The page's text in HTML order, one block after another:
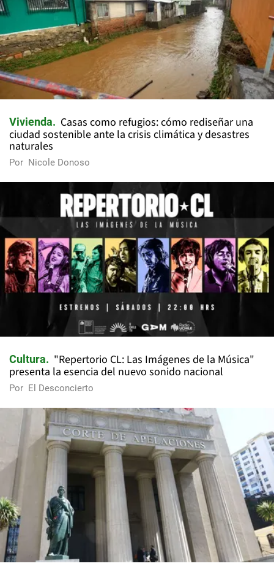
Vivienda
Casas como refugios: cómo rediseñar una
ciudad sostenible ante la crisis climática y desastres
naturales
Por Nicole Donoso
Cultura
"Repertorio CL: Las Imágenes de la Música"
presenta la esencia del nuevo sonido nacional
Por El Desconcierto